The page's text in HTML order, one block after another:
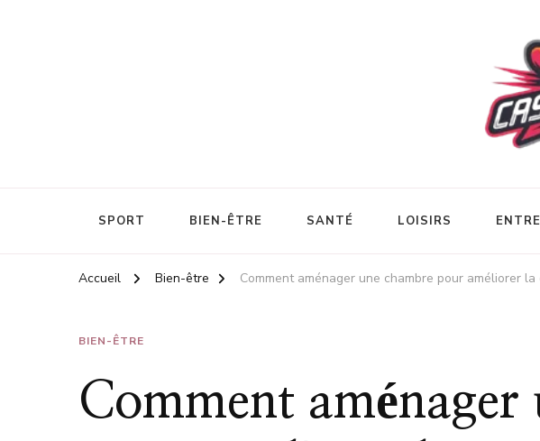
SPORT BIEN-ÊTRE SANTÉ LOISIRS
Accueil Bien-être Comment aménager une chambre pour améliorer
BIEN-ÊTRE
Comment aménager